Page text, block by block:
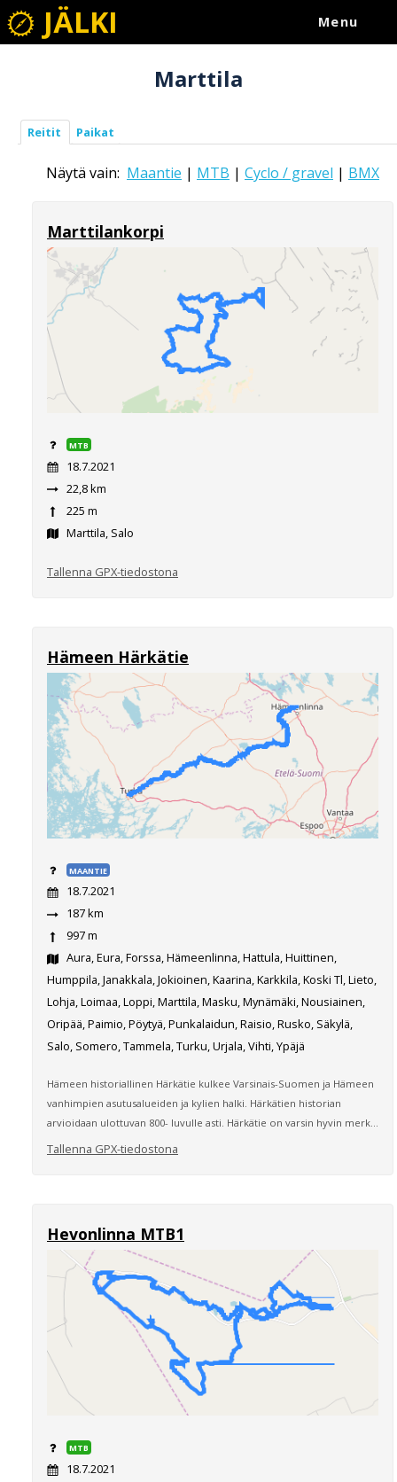
JÄLKI Menu
Marttila
Reitit Paikat
Näytä vain: Maantie | MTB | Cyclo / gravel | BMX
Marttilankorpi
MTB
18.7.2021
22,8 km
225 m
Marttila, Salo
Tallenna GPX-tiedostona
Hämeen Härkätie
MAANTIE
18.7.2021
187 km
997 m
Aura, Eura, Forssa, Hämeenlinna, Hattula, Huittinen,
Humppila, Janakkala, Jokioinen, Kaarina, Karkkila, Koski Tl, Lieto,
Lohja, Loimaa, Loppi, Marttila, Masku, Mynämäki, Nousiainen,
Oripää, Paimio, Pöytyä, Punkalaidun, Raisio, Rusko, Säkylä,
Salo, Somero, Tammela, Turku, Urjala, Vihti, Ypäjä
Hämeen historiallinen Härkätie kulkee Varsinais-Suomen ja Hämeen
vanhimpien asutusalueiden ja kylien halki. Härkätien historian
arvioidaan ulottuvan 800- luvulle asti. Härkätie on varsin hyvin merk...
Tallenna GPX-tiedostona
Hevonlinna MTB1
MTB
18.7.2021